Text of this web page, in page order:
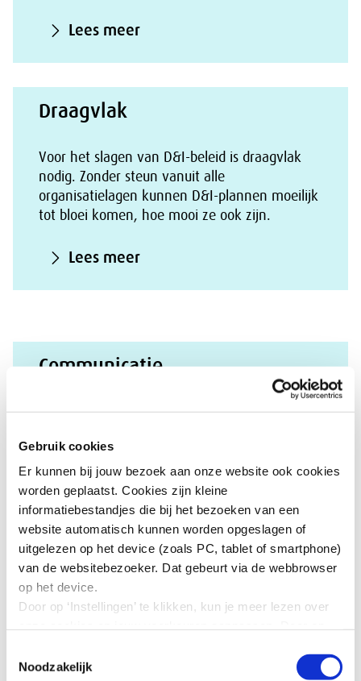
Gebruik cookies
Er kunnen bij jouw bezoek aan onze website ook cookies
worden geplaatst. Cookies zijn kleine
informatiebestandjes die bij het bezoeken van een
website automatisch kunnen worden opgeslagen of
uitgelezen op het device (zoals PC, tablet of smartphone)
van de websitebezoeker. Dat gebeurt via de webbrowser
op het device.
Door op ‘Instellingen’ te klikken, kun je meer lezen over
alle cookies zoals omschreven in onze cookieverklaring
Noodzakelijk
Lees meer
Draagvlak
Voor het slagen van D&I-beleid is draagvlak
nodig. Zonder steun vanuit alle
organisatielagen kunnen D&I-plannen moeilijk
tot bloei komen, hoe mooi ze ook zijn.
Lees meer
Communicatie
Met communicatie kun je mensen in- en
leerproces, het vraagt een bewuste
verandering, weg van het eigen perspectief
naar dat van een zo breed mogelijk publiek,
met aandacht voor taal, beeld en
toegankelijkheid voor iedereen.
Lees meer
veiligheid